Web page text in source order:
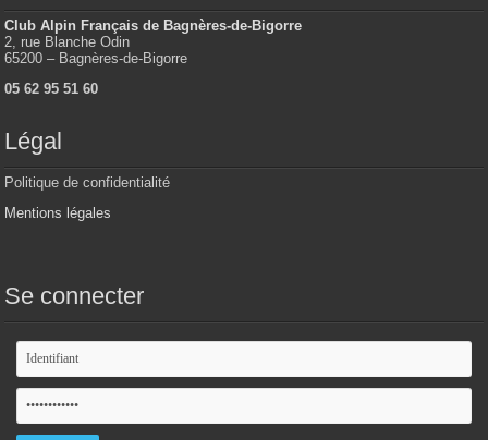
Club Alpin Français de Bagnères-de-Bigorre
2, rue Blanche Odin
65200 – Bagnères-de-Bigorre
05 62 95 51 60
Légal
Politique de confidentialité
Mentions légales
Se connecter